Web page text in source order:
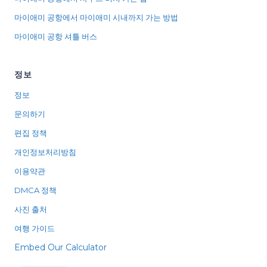
마이애미 공항에서 마이애미 시내까지 가는 방법
마이애미 공항 셔틀 버스
정보
정보
문의하기
편집 정책
개인정보처리방침
이용약관
DMCA 정책
사진 출처
여행 가이드
Embed Our Calculator